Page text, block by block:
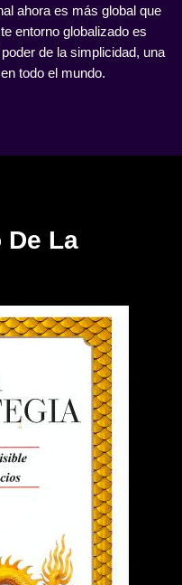
ahora es más global que
entorno globalizado es
de la simplicidad, una
todo el mundo.
De La